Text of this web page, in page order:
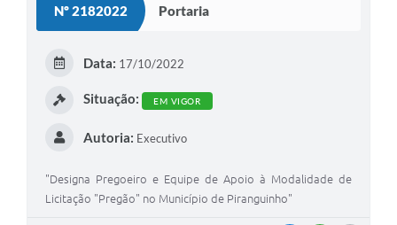
Nº 2182022 Portaria
Data: 17/10/2022
Situação: EM VIGOR
Autoria: Executivo
"Designa Pregoeiro e Equipe de Apoio à Modalidade de
Licitação "Pregão" no Município de Piranguinho"